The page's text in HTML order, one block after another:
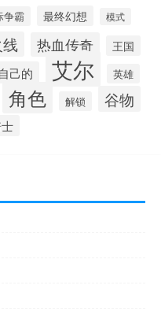
争霸 最终幻想 模式
线 热血传奇 王国
自己的 艾尔 英雄
角色 解锁 谷物